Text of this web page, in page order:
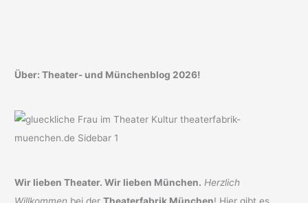
Über: Theater- und Münchenblog 2026!
Wir lieben Theater. Wir lieben München. Herzlich